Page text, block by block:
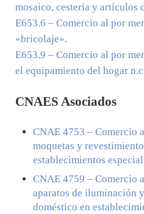
mosaico, cestería y artículos
E653.6 – Comercio al por
«bricolaje».
E653.9 – Comercio al por
el equipamiento del hogar
CNAES Asociados
CNAE4753 – Comercio
moquetas y
establecimientos
CNAE4759 – Comercio
aparatos de iluminación
doméstico en